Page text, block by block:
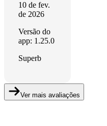
10 de fev.
de 2026
Versão do
app: 1.25.0
Superb
Ver mais avaliações